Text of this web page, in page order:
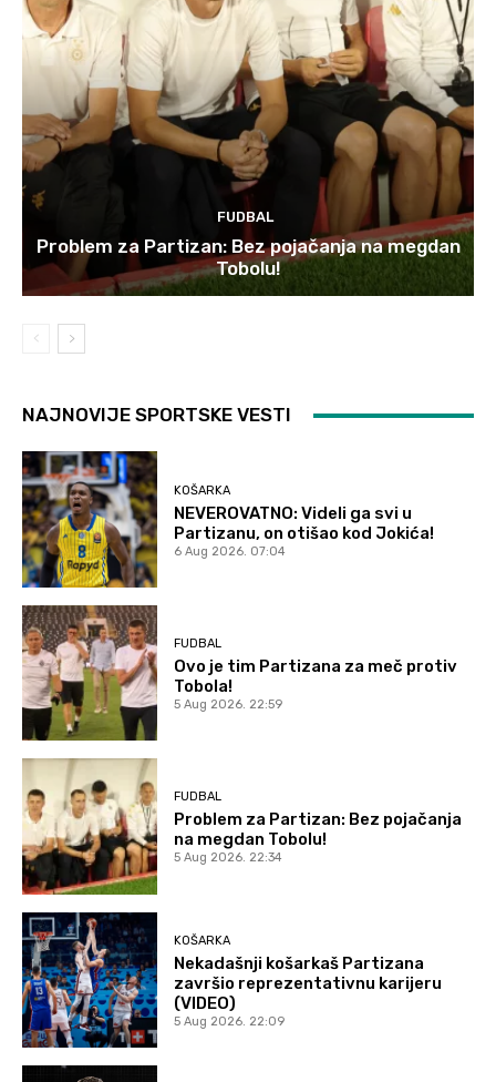
FUDBAL
Problem za Partizan: Bez pojačanja na megdan
Tobolu!
NAJNOVIJE SPORTSKE VESTI
KOŠARKA
NEVEROVATNO: Videli ga svi u
Partizanu, on otišao kod Jokića!
6 Aug 2026. 07:04
FUDBAL
Ovo je tim Partizana za meč protiv
Tobola!
5 Aug 2026. 22:59
FUDBAL
Problem za Partizan: Bez pojačanja
na megdan Tobolu!
5 Aug 2026. 22:34
KOŠARKA
Nekadašnji košarkaš Partizana
završio reprezentativnu karijeru
(VIDEO)
5 Aug 2026. 22:09